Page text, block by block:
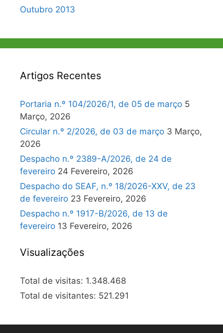
Outubro 2013
Artigos Recentes
Portaria n.º 104/2026/1, de 05 de março 5
Março, 2026
Circular n.º 2/2026, de 03 de março 3 Março,
2026
Despacho n.º 2389-A/2026, de 24 de
fevereiro 24 Fevereiro, 2026
Despacho do SEAF, n.º 18/2026-XXV, de 23
de fevereiro 23 Fevereiro, 2026
Despacho n.º 1917-B/2026, de 13 de
fevereiro 13 Fevereiro, 2026
Visualizações
Total de visitas: 1.348.468
Total de visitantes: 521.291